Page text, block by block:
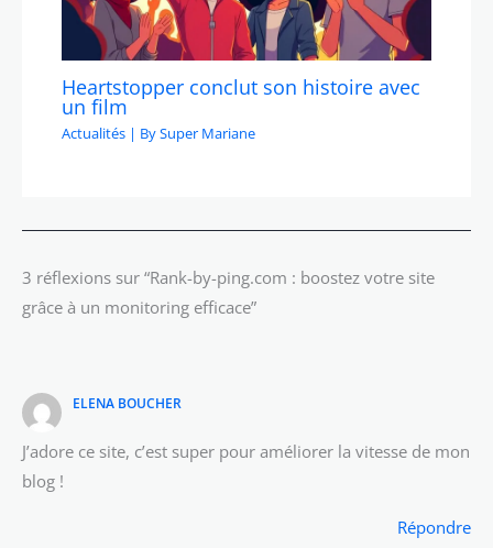
Heartstopper conclut son histoire avec
un film
Actualités | BySuper Mariane
3 réflexions sur “Rank-by-ping.com : boostez votre site
grâce à un monitoring efficace”
ELENA BOUCHER
J’adore ce site, c’est super pour améliorer la vitesse de mon
blog !
Répondre